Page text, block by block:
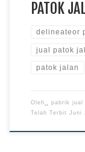
PATOK
delineateor
jual patok
patok jalan
Oleh␣ pabrik jual
Telah Terbit Juni